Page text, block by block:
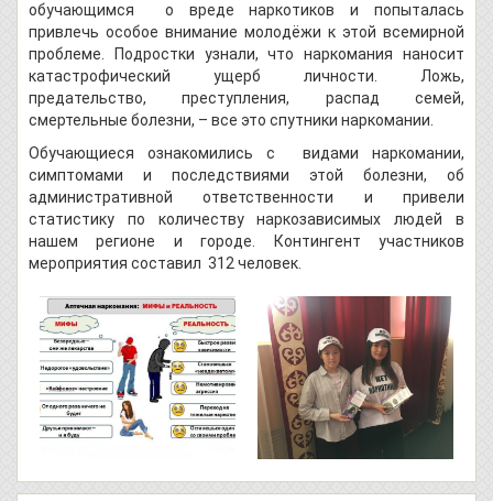
обучающимся о вреде наркотиков и попыталась
привлечь особое внимание молодёжи к этой всемирной
проблеме. Подростки узнали, что наркомания наносит
катастрофический ущерб личности. Ложь,
предательство, преступления, распад семей,
смертельные болезни, – все это спутники наркомании.
Обучающиеся ознакомились с видами наркомании,
симптомами и последствиями этой болезни, об
административной ответственности и привели
статистику по количеству наркозависимых людей в
нашем регионе и городе. Контингент участников
мероприятия составил 312 человек.